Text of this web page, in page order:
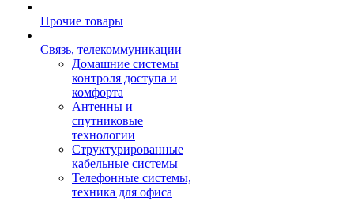
Прочие товары
Связь, телекоммуникации
Домашние системы
контроля доступа и
комфорта
Антенны и
спутниковые
технологии
Структурированные
кабельные системы
Телефонные системы,
техника для офиса